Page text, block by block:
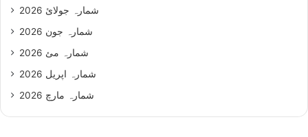
شمارہ جولائ 2026
شمارہ جون 2026
شمارہ مئ 2026
شمارہ اپریل 2026
شمارہ مارچ 2026